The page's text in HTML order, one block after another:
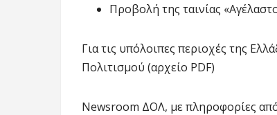
Προβολή της ταινίας
Για τις υπόλοιπες περιοχές της
Πολιτισμού (αρχείο PDF)
Newsroom ΔΟΛ, με πληροφορίες